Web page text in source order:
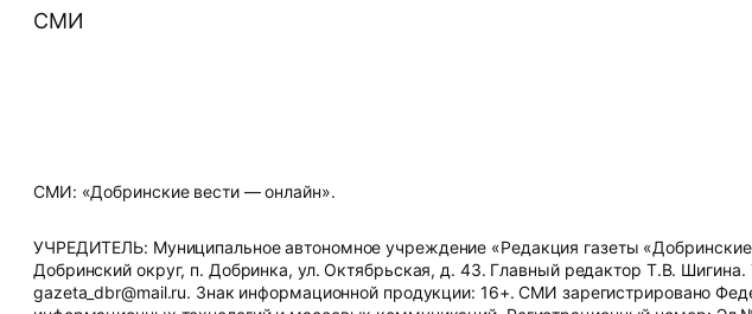
СМИ
СМИ: «Добринские вести — онлайн».
УЧРЕДИТЕЛЬ: Муниципальное автономное учреждение «Редакция газеты
Добринский округ, п. Добринка, ул. Октябрьская, д. 43. Главный редактор Т.В.
gazeta_dbr@mail.ru. Знак информационной продукции: 16+. СМИ зарегистрировано